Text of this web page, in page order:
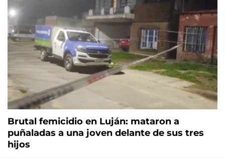
Brutal femicidio en Luján: mataron a
puñaladas a una joven delante de sus tres
hijos